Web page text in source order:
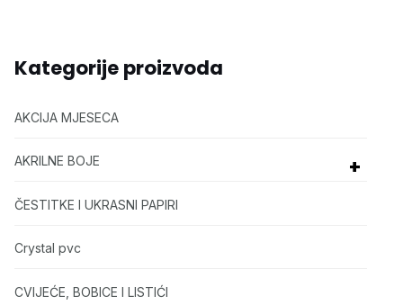
Kategorije proizvoda
AKCIJA MJESECA
AKRILNE BOJE +
ČESTITKE I UKRASNI PAPIRI
Crystal pvc
CVIJEĆE, BOBICE I LISTIĆI